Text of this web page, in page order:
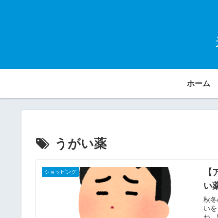
ホーム
うがい薬
ショッピング
い
秋
い